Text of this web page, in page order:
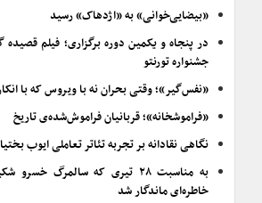
«بیضایی‌خوانی» به «اژدهاک» رسید
در پنجاه و یکمین دوره برگزاری؛ فیلم
جشنواره تورنتو
«نفس‌گیر»؛ وقتی بحران نه با ویروس که با
«فراموشخانه»؛ قربانیان فراموش‌شده‌ی تاریخ
نگاهی نقادانه بر تجربه تئاتر تعاملی ایوب
به مناسبت ۲۸ تیری که سالمرگ
خاطره‌ای ماندگار شد